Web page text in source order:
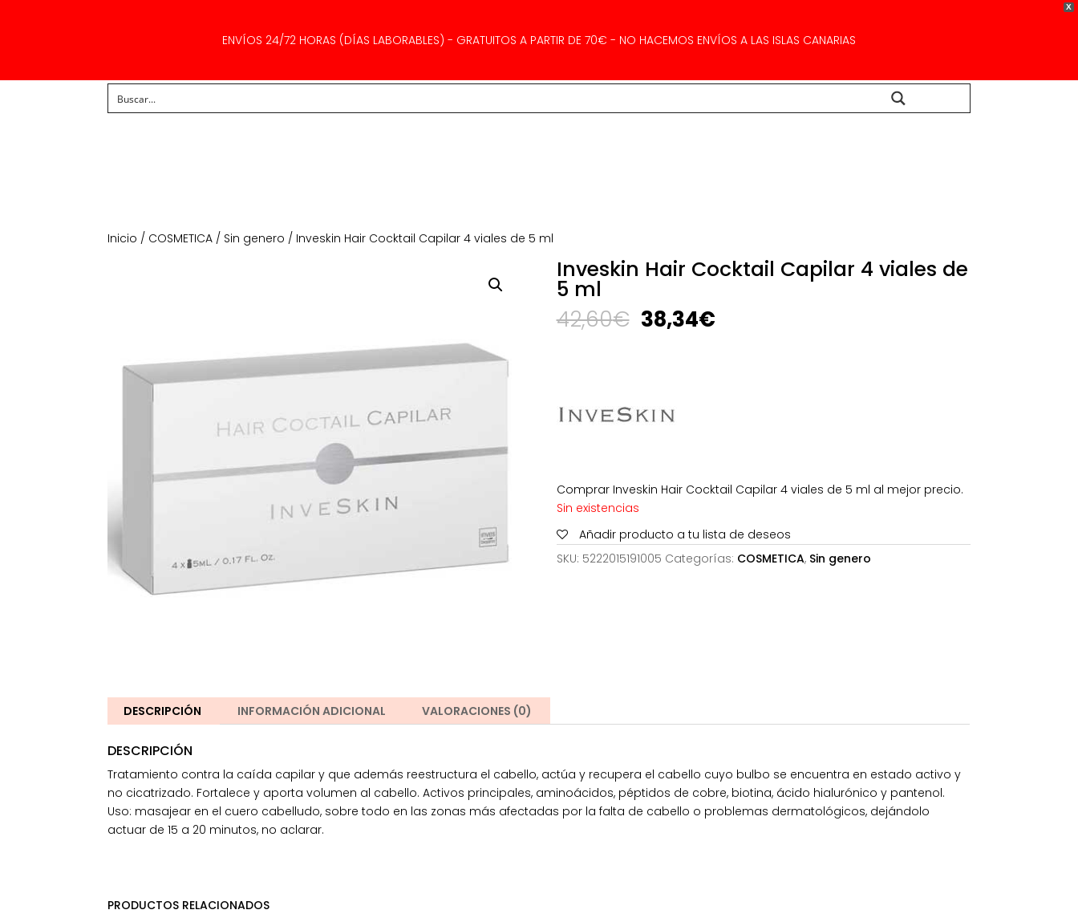
X
ENVÍOS 24/72 HORAS (DÍAS LABORABLES) - GRATUITOS A PARTIR DE 70€ - NO HACEMOS ENVÍOS A LAS ISLAS CANARIAS
Inicio / COSMETICA / Sin genero / Inveskin Hair Cocktail Capilar 4 viales de 5 ml
Inveskin Hair Cocktail Capilar 4 viales de
5 ml
42,60€ El
precio
38,34€El
Comprar Inveskin Hair Cocktail Capilar 4 viales de 5 ml al mejor precio.
Sin existencias
Añadir producto a tu lista de deseos
SKU: 5222015191005 Categorías: COSMETICA, Sin genero
DESCRIPCIÓN INFORMACIÓN ADICIONAL VALORACIONES (0)
DESCRIPCIÓN
Tratamiento contra la caída capilar y que además reestructura el cabello, actúa y recupera el cabello cuyo bulbo se encuentra en estado activo y
no cicatrizado. Fortalece y aporta volumen al cabello. Activos principales, aminoácidos, péptidos de cobre, biotina, ácido hialurónico y pantenol.
Uso: masajear en el cuero cabelludo, sobre todo en las zonas más afectadas por la falta de cabello o problemas dermatológicos, dejándolo
actuar de 15 a 20 minutos, no aclarar.
PRODUCTOS RELACIONADOS